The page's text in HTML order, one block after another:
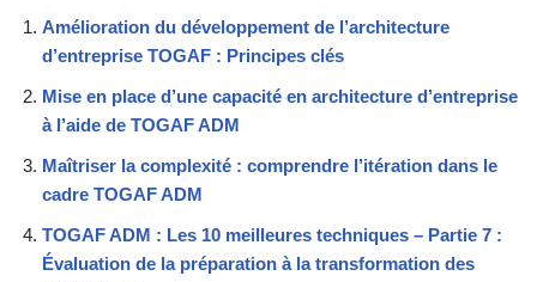
Amélioration du développement de l’architecture
d’entreprise TOGAF : Principes clés
Mise en place d’une capacité en architecture d’entreprise
à l’aide de TOGAF ADM
Maîtriser la complexité : comprendre l’itération dans le
cadre TOGAF ADM
TOGAF ADM : Les 10 meilleures techniques – Partie 7 :
Évaluation de la préparation à la transformation des